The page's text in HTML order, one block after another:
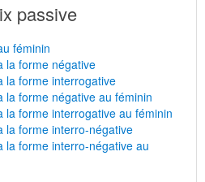
passive
féminin
la forme négative
la forme interrogative
la forme négative au féminin
la forme interrogative au féminin
la forme interro-négative
la forme interro-négative au